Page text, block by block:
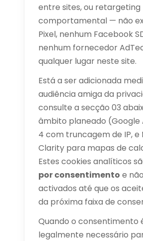
entre sites, ou retargeting
comportamental — não
Pixel, nenhum Facebook
nenhum fornecedor
qualquer lugar neste site.
Está a ser adicionada
audiência amiga da
consulte a secção 03
âmbito planeado (Google
4 com truncagem de IP, e
Clarity para mapas de
Estes cookies analíticos
por consentimento e
activados até que os
da próxima faixa de
Quando o consentimento
legalmente necessário